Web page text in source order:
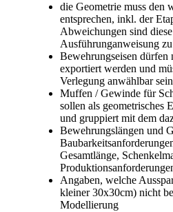
die Geometrie muss den
entsprechen, inkl. der
Abweichungen sind
Ausführunganweisung
Bewehrungseisen dürfen
exportiert werden und
Verlegung anwählbar sein
Muffen / Gewinde für
sollen als geometrisches
und gruppiert mit dem
Bewehrungslängen und
Gesamtlänge,
Angaben, welche
kleiner 30x30cm) nicht
Modellierung